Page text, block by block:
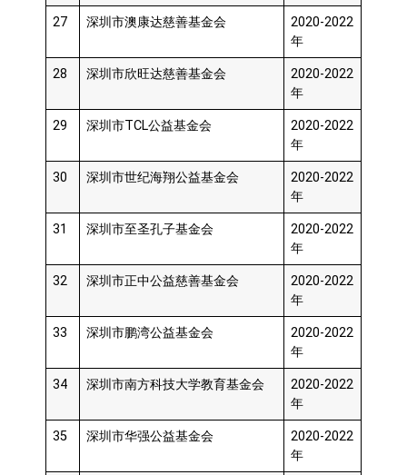
27 深圳市澳康达慈善基金会
2020-2022
年
28 深圳市欣旺达慈善基金会
2020-2022
年
29 深圳市TCL公益基金会
2020-2022
年
30 深圳市世纪海翔公益基金会
2020-2022
年
31 深圳市至圣孔子基金会
2020-2022
年
32 深圳市正中公益慈善基金会
2020-2022
年
33 深圳市鹏湾公益基金会
2020-2022
年
34 深圳市南方科技大学教育基金会
2020-2022
年
35 深圳市华强公益基金会
2020-2022
年